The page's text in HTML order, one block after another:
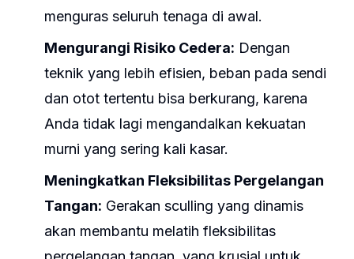
menguras seluruh tenaga di awal.
Mengurangi Risiko Cedera: Dengan
teknik yang lebih efisien, beban pada sendi
dan otot tertentu bisa berkurang, karena
Anda tidak lagi mengandalkan kekuatan
murni yang sering kali kasar.
Meningkatkan Fleksibilitas Pergelangan
Tangan: Gerakan sculling yang dinamis
akan membantu melatih fleksibilitas